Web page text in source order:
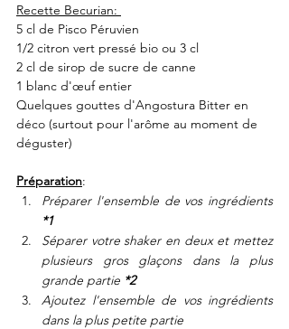
Recette Becurian:
5 cl de Pisco Péruvien
1/2 citron vert pressé bio ou 3 cl
2 cl de sirop de sucre de canne
1 blanc d'œuf entier
Quelques gouttes d'Angostura Bitter en
déco (surtout pour l'arôme au moment de
déguster)
Préparation:
Préparer l'ensemble de vos ingrédients
*1
Séparer votre shaker en deux et mettez
plusieurs gros glaçons dans la plus
grande partie *2
Ajoutez l'ensemble de vos ingrédients
dans la plus petite partie